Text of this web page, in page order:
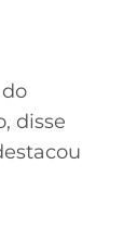
disse